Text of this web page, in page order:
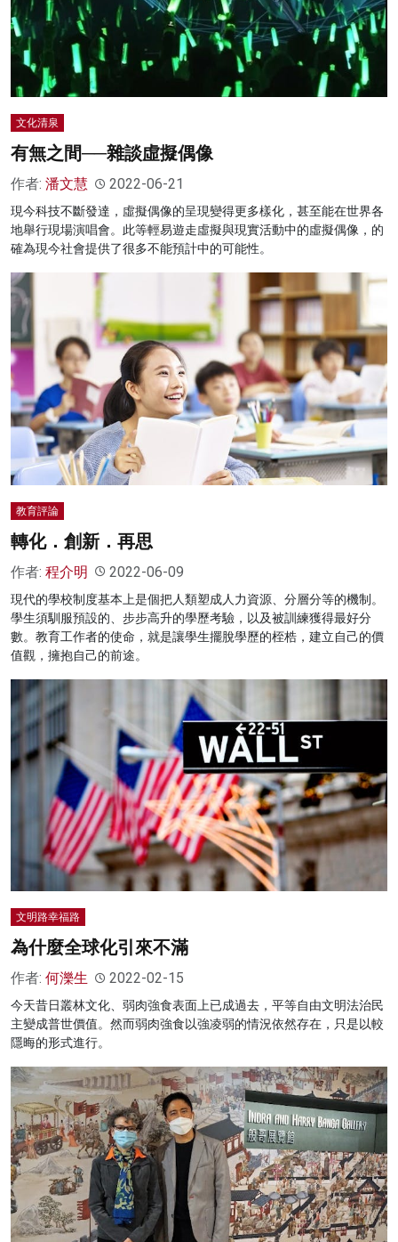
文化清泉
有無之間──雜談虛擬偶像
作者: 潘文慧 2022-06-21
現今科技不斷發達，虛擬偶像的呈現變得更多樣化，甚至能在世界各
地舉行現場演唱會。此等輕易遊走虛擬與現實活動中的虛擬偶像，的
確為現今社會提供了很多不能預計中的可能性。
教育評論
轉化．創新．再思
作者: 程介明 2022-06-09
現代的學校制度基本上是個把人類塑成人力資源、分層分等的機制。
學生須馴服預設的、步步高升的學歷考驗，以及被訓練獲得最好分
數。教育工作者的使命，就是讓學生擺脫學歷的桎梏，建立自己的價
值觀，擁抱自己的前途。
文明路幸福路
為什麼全球化引來不滿
作者: 何濼生 2022-02-15
今天昔日叢林文化、弱肉強食表面上已成過去，平等自由文明法治民
主變成普世價值。然而弱肉強食以強凌弱的情況依然存在，只是以較
隱晦的形式進行。